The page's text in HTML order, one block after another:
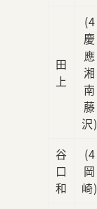
田
上
(4
慶
應
湘
南
藤
沢)
谷
口
和
(4
岡
崎)